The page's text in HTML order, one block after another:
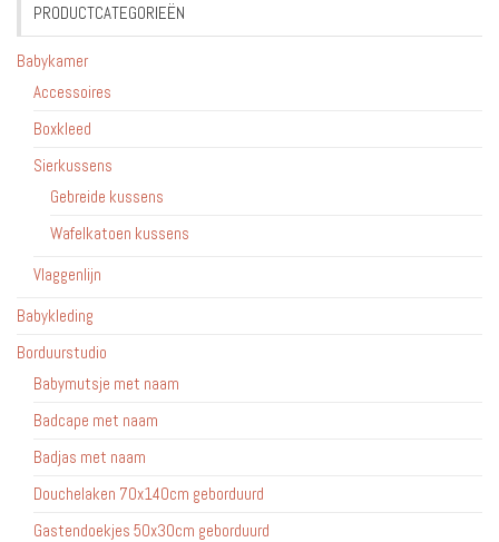
PRODUCTCATEGORIEËN
Babykamer
Accessoires
Boxkleed
Sierkussens
Gebreide kussens
Wafelkatoen kussens
Vlaggenlijn
Babykleding
Borduurstudio
Babymutsje met naam
Badcape met naam
Badjas met naam
Douchelaken 70x140cm geborduurd
Gastendoekjes 50x30cm geborduurd